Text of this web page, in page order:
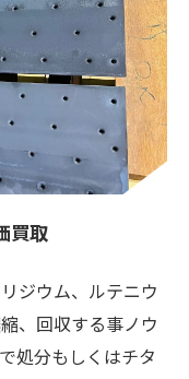
買取
ジウム、ルテニウ
、回収する事ノウ
処分もしくはチタ